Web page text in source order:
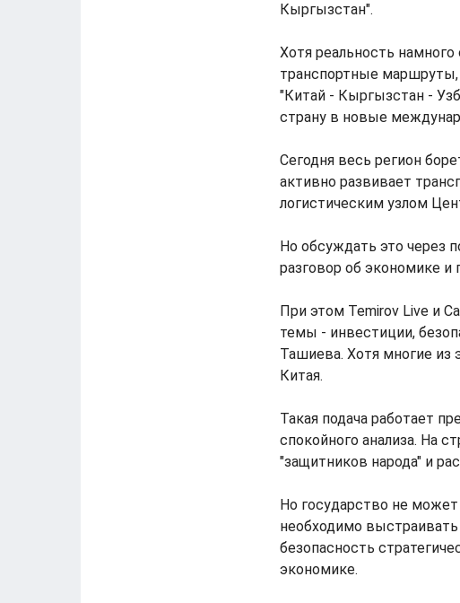
Кыргызстан".
Хотя реальность
транспортные маршруты,
"Китай - Кыргызстан -
страну в новые
Сегодня весь регион
активно развивает
логистическим узлом
Но обсуждать это через
разговор об экономике и
При этом Temirov Live и
темы - инвестиции,
Ташиева. Хотя многие из
Китая.
Такая подача работает
спокойного анализа. На
"защитников народа" и
Но государство не
необходимо
безопасность
экономике.